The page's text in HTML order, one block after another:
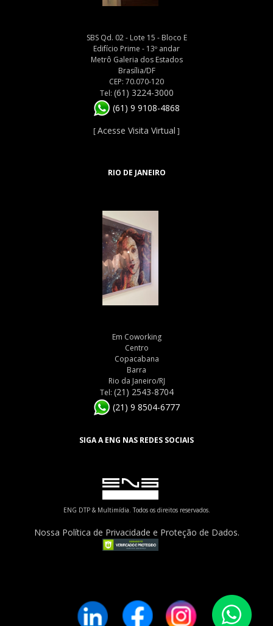
SBS Qd. 02 - Lote 15 - Bloco E
Edifício Prime - 13º andar
Metrô Galeria dos Estados
Brasília/DF
CEP: 70.070-120
Tel: (61) 3224-3000
(61) 9 9108-4868
[Acesse Visita Virtual ]
RIO DE JANEIRO
Em Coworking
Centro
Copacabana
Barra
Rio da Janeiro/RJ
Tel: (21) 2543-8704
(21) 9 8504-6777
SIGA A ENG NAS REDES SOCIAIS
ENG DTP & Multimídia. Todos os direitos reservados.
Nossa Política de Privacidade e Proteção de Dados.